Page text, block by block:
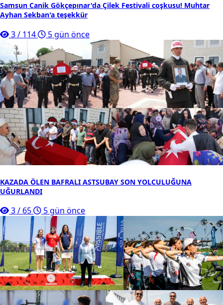
Samsun Canik Gökçepınar'da Çilek Festivali coşkusu! Muhtar
Ayhan Sekban'a teşekkür
3/ 114 5 gün önce
KAZADA ÖLEN BAFRALI ASTSUBAY SON YOLCULUĞUNA
UĞURLANDI
3/ 65 5 gün önce